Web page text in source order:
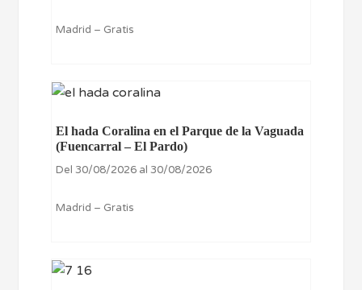
Madrid – Gratis
El hada Coralina en el Parque de la Vaguada
(Fuencarral – El Pardo)
Del 30/08/2026 al 30/08/2026
Madrid – Gratis